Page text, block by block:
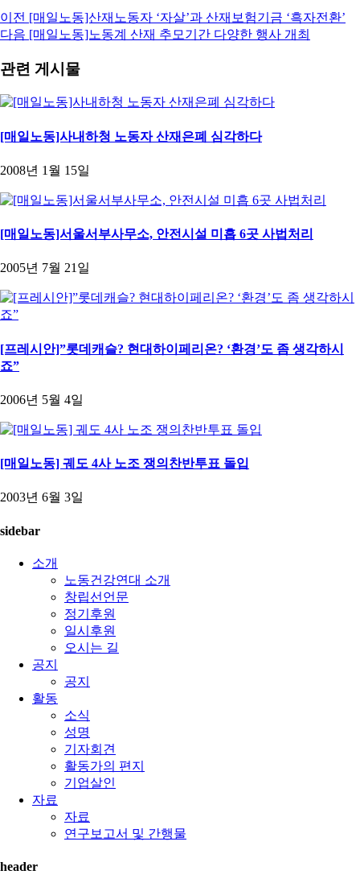
이전 [매일노동]산재노동자 ‘자살’과 산재보험기금 ‘흑자전환’
다음 [매일노동]노동계 산재 추모기간 다양한 행사 개최
관련 게시물
[매일노동]사내하청 노동자 산재은폐 심각하다
2008년 1월 15일
[매일노동]서울서부사무소, 안전시설 미흡 6곳 사법처리
2005년 7월 21일
[프레시안]”롯데캐슬? 현대하이페리온? ‘환경’도 좀 생각하시
죠”
2006년 5월 4일
[매일노동] 궤도 4사 노조 쟁의찬반투표 돌입
2003년 6월 3일
sidebar
소개
노동건강연대 소개
창립선언문
정기후원
일시후원
오시는 길
공지
공지
활동
소식
성명
기자회견
활동가의 편지
기업살인
자료
자료
연구보고서 및 간행물
header